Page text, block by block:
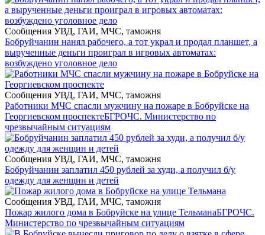
Сообщения УВД, ГАИ, МЧС, таможня
Бобруйчанин нанял рабочего, а тот украл и продал планшет, а
вырученные деньги проиграл в игровых автоматах:
возбуждено уголовное дело
Сообщения УВД, ГАИ, МЧС, таможня
Работники МЧС спасли мужчину на пожаре в Бобруйске на
Георгиевском проспектеБГРОЧС. Министерство по
чрезвычайным ситуациям
Сообщения УВД, ГАИ, МЧС, таможня
Бобруйчанин заплатил 450 рублей за худи, а получил б/у
одежду для женщин и детей
Сообщения УВД, ГАИ, МЧС, таможня
Пожар жилого дома в Бобруйске на улице ТельманаБГРОЧС.
Министерство по чрезвычайным ситуациям